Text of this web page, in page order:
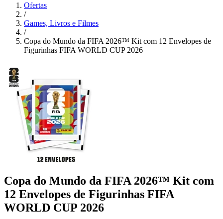
Ofertas
/
Games, Livros e Filmes
/
Copa do Mundo da FIFA 2026™ Kit com 12 Envelopes de
Figurinhas FIFA WORLD CUP 2026
Copa do Mundo da FIFA 2026™ Kit com
12 Envelopes de Figurinhas FIFA
WORLD CUP 2026